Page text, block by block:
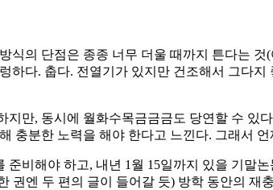
의 단점은 종종 너무 더울 때까지 튼다는
다. 춥다. 전열기가 있지만 건조해서 그다
만, 동시에 월화수목금금금도 당연할 수 있
충분한 노력을 해야 한다고 느낀다. 그래서
비해야 하고, 내년 1월 15일까지 있을 기말
엔 두 편의 글이 들어갈 듯) 방학 동안의 재